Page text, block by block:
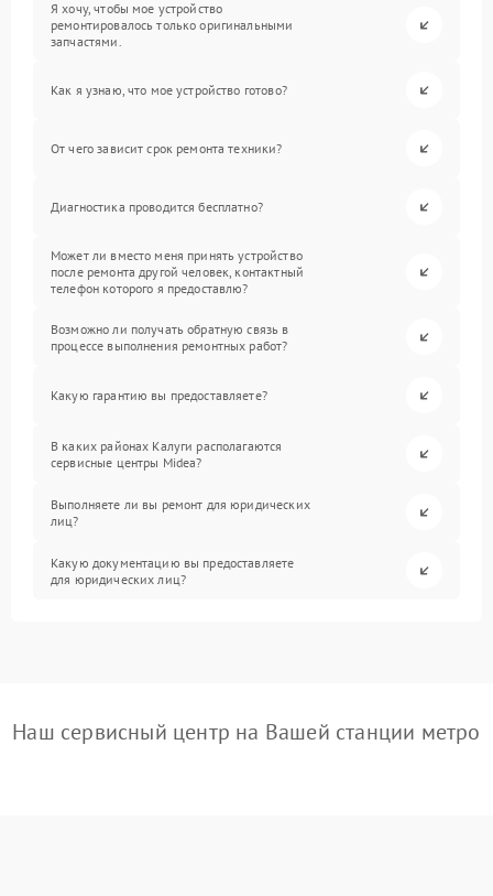
Я хочу, чтобы мое устройство
ремонтировалось только оригинальными
запчастями.
Как я узнаю, что мое устройство готово?
От чего зависит срок ремонта техники?
Диагностика проводится бесплатно?
Может ли вместо меня принять устройство
после ремонта другой человек, контактный
телефон которого я предоставлю?
Возможно ли получать обратную связь в
процессе выполнения ремонтных работ?
Какую гарантию вы предоставляете?
В каких районах Калуги располагаются
сервисные центры Midea?
Выполняете ли вы ремонт для юридических
лиц?
Какую документацию вы предоставляете
для юридических лиц?
Наш сервисный центр на Вашей станции метро